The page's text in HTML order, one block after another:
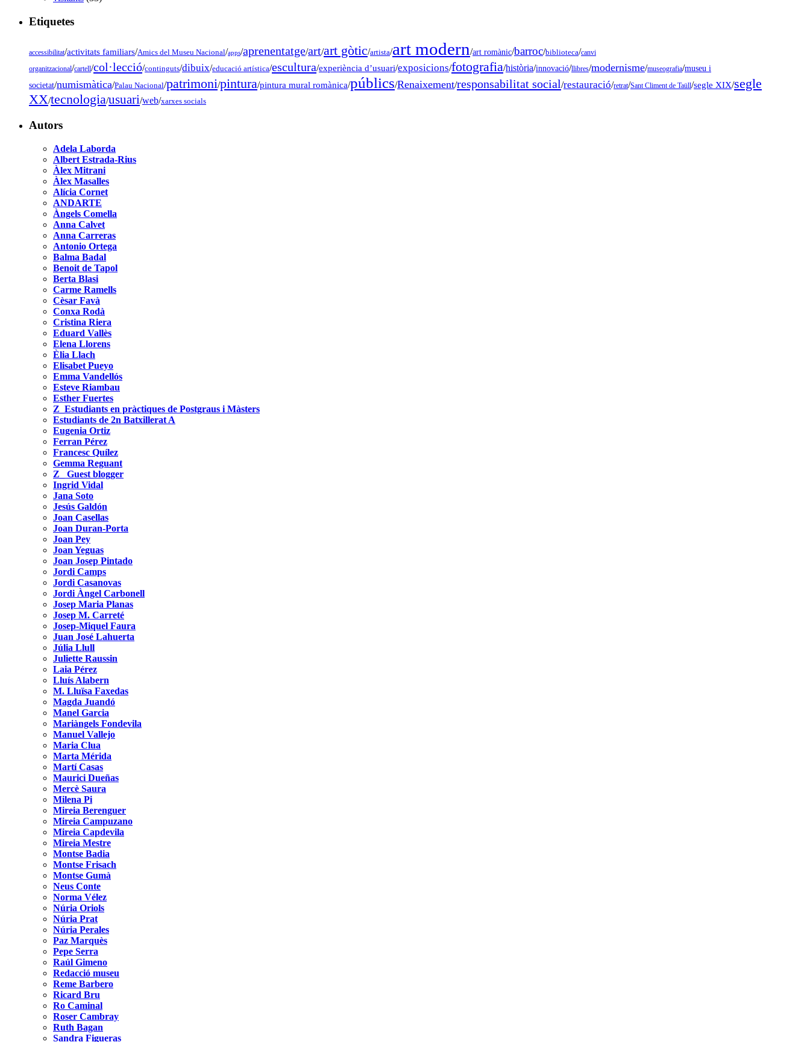
Etiquetes
accessibilitat/activitats familiars/Amics del Museu Nacional/apps/aprenentatge/art/art gòtic/artista/art modern/art romànic/barroc/biblioteca/canvi
organitzacional/cartell/col·lecció/continguts/dibuix/educació artística/escultura/experiència d’usuari/exposicions/fotografia/història/innovació/llibres/modernisme/museografia/museu i
societat/numismàtica/Palau Nacional/patrimoni/pintura/pintura mural romànica/públics/Renaixement/responsabilitat social/restauració/retrat/Sant Climent de Taüll/segle XIX/segle
XX/tecnologia/usuari/web/xarxes socials
Autors
Adela Laborda
Albert Estrada-Rius
Àlex Mitrani
Àlex Masalles
Alícia Cornet
ANDARTE
Àngels Comella
Anna Calvet
Anna Carreras
Antonio Ortega
Balma Badal
Benoit de Tapol
Berta Blasi
Carme Ramells
Cèsar Favà
Conxa Rodà
Cristina Riera
Eduard Vallès
Elena Llorens
Èlia Llach
Elisabet Pueyo
Emma Vandellós
Esteve Riambau
Esther Fuertes
Z_Estudiants en pràctiques de Postgraus i Màsters
Estudiants de 2n Batxillerat A
Eugenia Ortiz
Ferran Pérez
Francesc Quílez
Gemma Reguant
Z_ Guest blogger
Ingrid Vidal
Jana Soto
Jesús Galdón
Joan Casellas
Joan Duran-Porta
Joan Pey
Joan Yeguas
Joan Josep Pintado
Jordi Camps
Jordi Casanovas
Jordi Àngel Carbonell
Josep Maria Planas
Josep M. Carreté
Josep-Miquel Faura
Juan José Lahuerta
Júlia Llull
Juliette Raussin
Laia Pérez
Lluís Alabern
M. Lluïsa Faxedas
Magda Juandó
Manel Garcia
Mariàngels Fondevila
Manuel Vallejo
Maria Clua
Marta Mérida
Martí Casas
Maurici Dueñas
Mercè Saura
Milena Pi
Mireia Berenguer
Mireia Campuzano
Mireia Capdevila
Mireia Mestre
Montse Badia
Montse Frisach
Montse Gumà
Neus Conte
Norma Vélez
Núria Oriols
Núria Prat
Núria Perales
Paz Marquès
Pepe Serra
Raúl Gimeno
Redacció museu
Reme Barbero
Ricard Bru
Ro Caminal
Roser Cambray
Ruth Bagan
Sandra Figueras